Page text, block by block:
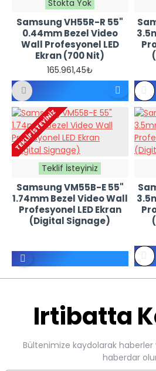
TEKLIF
İSTEYINIZ
Stokta Yok
Samsung VH55R-R 55"
0.44mm Bezel Video
Wall Profesyonel LED
Ekran (700 Nit)
165.961,45₺
TEKLIF İSTEYINIZ
Teklif İsteyiniz
Samsung VM55B-E 55"
1.74mm Bezel Video Wall
Profesyonel LED Ekran
(Digital Signage)
Irtibatta
Bültenimize kaydolarak
haberdar